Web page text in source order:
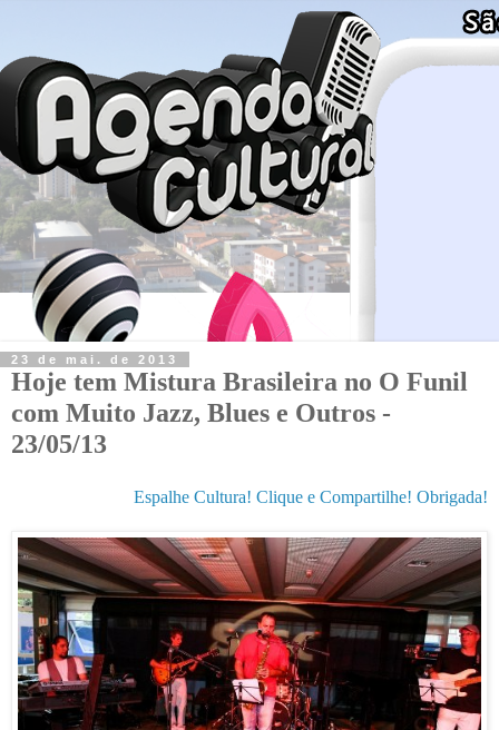
23 de mai. de 2013
Hoje tem Mistura Brasileira no O Funil
com Muito Jazz, Blues e Outros -
23/05/13
Espalhe Cultura! Clique e Compartilhe! Obrigada!